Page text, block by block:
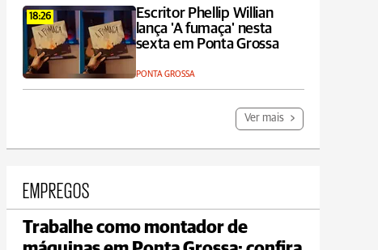
18:26
Escritor Phellip Willian
lança 'A fumaça' nesta
sexta em Ponta Grossa
PONTA GROSSA
Ver mais
Carambeí
EMPREGOS
Trabalhe como montador de